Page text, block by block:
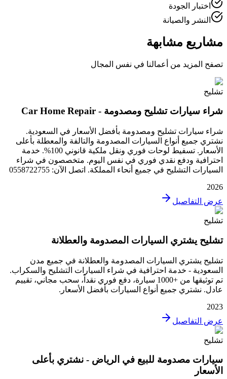
اختبار الجودة
النشر والصيانة
مشاريع مشابهة
تصفح المزيد من أعمالنا في نفس المجال
تشليح
شراء سيارات تشليح ومصدومة - Car Home Repair
شراء سيارات تشليح ومصدومة بأفضل الأسعار في السعودية.
نشتري جميع أنواع السيارات المصدومة والتالفة والمعطلة بأعلى
الأسعار. تسفيط لوحات فوري ونقل ملكية قانوني 100%. خدمة
احترافية ودفع نقدي فوري في نفس اليوم. متخصصون في شراء
السيارات التشليح في جميع أنحاء المملكة. اتصل الآن: 0558722755
2026
عرض التفاصيل
تشليح
تشليح يشتري السيارات المصدومة والعطلانة
تشليح يشتري السيارات المصدومة والعطلانة في جميع مدن
السعودية - خدمة احترافية في شراء السيارات التشليح والسكراب.
تم توثيقها من +1000 سيارة، دفع فوري نقداً، سحب مجاني، تقييم
عادل. نشتري جميع أنواع السيارات بأفضل الأسعار.
2023
عرض التفاصيل
تشليح
سيارات مصدومة للبيع في الرياض - نشتري بأعلى
الأسعار